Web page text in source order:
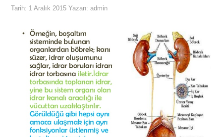
TARIH
ASTROLOJI
TATIL
BIYOLOJI
Tarih: 1 Aralık 2015 Yazan:admin